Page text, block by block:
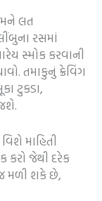
લત
રસમાં
સ્મોક કરવાની
તમાકુનું ક્રેવિંગ
ટુકડા,
માહિતી
કરો જેથી દરેક
મળી શકે છે,